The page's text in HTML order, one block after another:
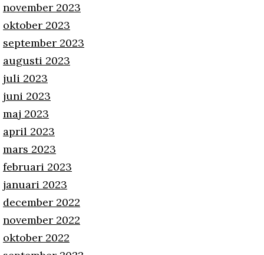
november 2023
oktober 2023
september 2023
augusti 2023
juli 2023
juni 2023
maj 2023
april 2023
mars 2023
februari 2023
januari 2023
december 2022
november 2022
oktober 2022